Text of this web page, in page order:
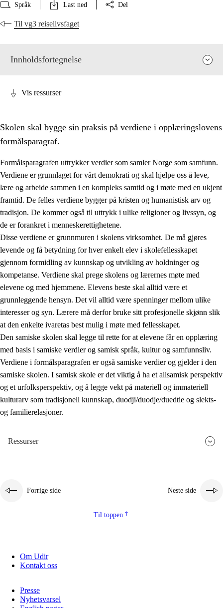
Språk Last ned Del
Til vg3 reiselivsfaget
Innholdsfortegnelse
1. Opplæringens verdigrunnlag
1.1 Menneskeverdet
1.2 Identitet og kulturelt mangfold
1.3 Kritisk tenkning og etisk bevissthet
1.4 Skaperglede, engasjement og utforskertrang
1.5 Respekt for naturen og miljøbevissthet
1.6 Demokrati og medvirkning
Vis ressurser
Skolen skal bygge sin praksis på verdiene i opplæringslovens
formålsparagraf.
Formålsparagrafen uttrykker verdier som samler Norge som samfunn.
Verdiene er grunnlaget for vårt demokrati og skal hjelpe oss å leve,
lære og arbeide sammen i en kompleks samtid og i møte med en ukjent
framtid. De felles verdiene bygger på kristen og humanistisk arv og
tradisjon. De kommer også til uttrykk i ulike religioner og livssyn, og
de er forankret i menneskerettighetene.
Disse verdiene er grunnmuren i skolens virksomhet. De må gjøres
levende og få betydning for hver enkelt elev i skolefellesskapet
gjennom formidling av kunnskap og utvikling av holdninger og
kompetanse. Verdiene skal prege skolens og lærernes møte med
elevene og med hjemmene. Elevens beste skal alltid være et
grunnleggende hensyn. Det vil alltid være spenninger mellom ulike
interesser og syn. Lærere må derfor bruke sitt profesjonelle skjønn slik
at den enkelte ivaretas best mulig i møte med fellesskapet.
Den samiske skolen skal legge til rette for at elevene får en opplæring
med basis i samiske verdier og samisk språk, kultur og samfunnsliv.
Verdiene i formålsparagrafen er også samiske verdier og gjelder i den
samiske skolen. I samisk skole er det viktig å ha et allsamisk perspektiv
og et urfolksperspektiv, og å legge vekt på materiell og immateriell
kulturarv som tradisjonell kunnskap, duodji/duodje/duedtie og slekts-
og familierelasjoner.
Ressurser
Forrige side Neste side
Til toppen
Om Udir
Kontakt oss
Presse
Nyhetsvarsel